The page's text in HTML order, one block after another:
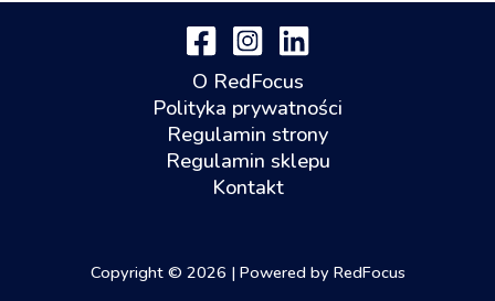
O RedFocus
Polityka prywatności
Regulamin strony
Regulamin sklepu
Kontakt
Copyright © 2026 | Powered by RedFocus